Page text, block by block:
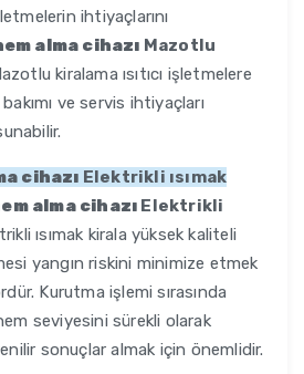
ihtiyaçlarını
alma cihazı Mazotlu
kiralama ısıtıcı işletmelere
ve servis ihtiyaçları
cihazı Elektrikli ısımak
alma cihazı Elektrikli
ısımak kirala yüksek kaliteli
yangın riskini minimize etmek
Kurutma işlemi sırasında
seviyesini sürekli olarak
sonuçlar almak için önemlidir.